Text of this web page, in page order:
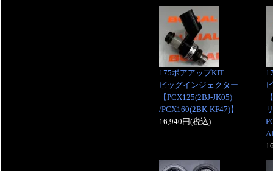
175ボアアップKIT
ビッグインジェクター
【PCX125(2BJ-JK05)
/PCX160(2BK-KF47)】
16,940円(税込)